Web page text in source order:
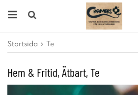
Startsida Te
Hem & Fritid, Ätbart, Te